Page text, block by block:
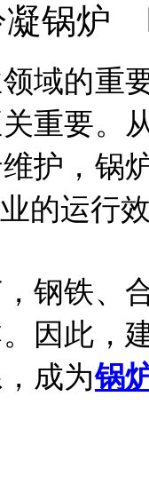
锅炉
域的重
重要。
护，锅
的运行
钢铁、
因此，
成为锅